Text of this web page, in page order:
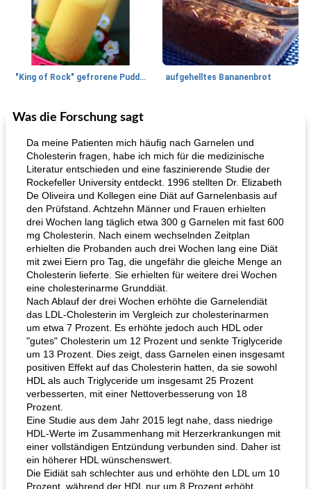
"King of Rock" gefrorene Pudding Pops aufgehelltes Bananenbrot
27min
Mittagessen / Snacks
Hühnchen, Süßkartoffelsuppe
Was die Forschung sagt
Da meine Patienten mich häufig nach Garnelen und
Cholesterin fragen, habe ich mich für die medizinische
Literatur entschieden und eine faszinierende Studie der
Rockefeller University entdeckt. 1996 stellten Dr. Elizabeth
De Oliveira und Kollegen eine Diät auf Garnelenbasis auf
den Prüfstand. Achtzehn Männer und Frauen erhielten
drei Wochen lang täglich etwa 300 g Garnelen mit fast 600
mg Cholesterin. Nach einem wechselnden Zeitplan
erhielten die Probanden auch drei Wochen lang eine Diät
mit zwei Eiern pro Tag, die ungefähr die gleiche Menge an
Cholesterin lieferte. Sie erhielten für weitere drei Wochen
eine cholesterinarme Grunddiät.
Nach Ablauf der drei Wochen erhöhte die Garnelendiät
das LDL-Cholesterin im Vergleich zur cholesterinarmen
um etwa 7 Prozent. Es erhöhte jedoch auch HDL oder
"gutes" Cholesterin um 12 Prozent und senkte Triglyceride
um 13 Prozent. Dies zeigt, dass Garnelen einen insgesamt
positiven Effekt auf das Cholesterin hatten, da sie sowohl
HDL als auch Triglyceride um insgesamt 25 Prozent
verbesserten, mit einer Nettoverbesserung von 18
Prozent.
Eine Studie aus dem Jahr 2015 legt nahe, dass niedrige
HDL-Werte im Zusammenhang mit Herzerkrankungen mit
einer vollständigen Entzündung verbunden sind. Daher ist
ein höherer HDL wünschenswert.
Die Eidiät sah schlechter aus und erhöhte den LDL um 10
Prozent, während der HDL nur um 8 Prozent erhöht